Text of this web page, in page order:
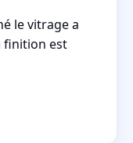
le vitrage a
finition est